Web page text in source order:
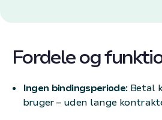
Fordele og
Ingen bindingsperiode:Betal
bruger – uden lange